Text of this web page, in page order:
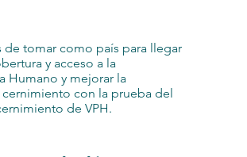
tomar como país para llegar
y acceso a la
Humano y mejorar la
con la prueba del
de VPH.